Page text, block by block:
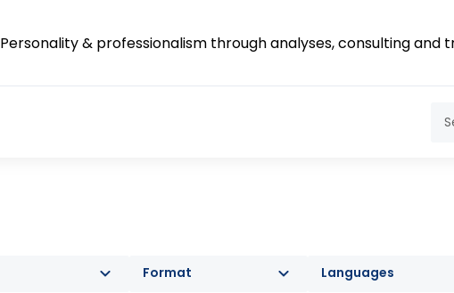
Personality & professionalism through analyses, consulting and
Format Languages